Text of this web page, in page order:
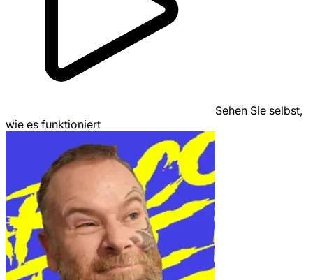
Sehen Sie selbst,
wie es funktioniert